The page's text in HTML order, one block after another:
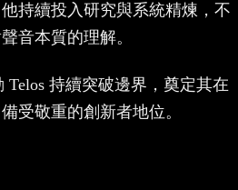
持續投入研究與系統精煉，不
音本質的理解。
持續突破邊界，奠定其在
受敬重的創新者地位。